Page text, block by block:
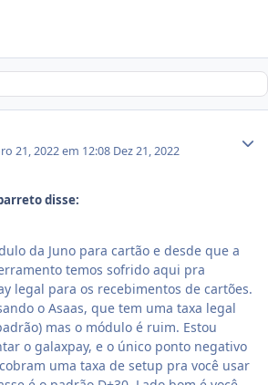
21, 2022 em 12:08 Dez 21, 2022
disse:
da Juno para cartão e desde que a
temos sofrido aqui pra
legal para os recebimentos de cartões.
o Asaas, que tem uma taxa legal
mas o módulo é ruim. Estou
o galaxpay, e o único ponto negativo
uma taxa de setup pra você usar